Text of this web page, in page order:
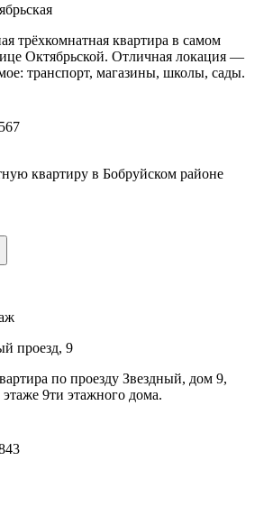
трёхкомнатная квартира в самом
Октябрьской. Отличная локация —
транспорт, магазины, школы, сады.
квартиру в Бобруйском районе
проезд, 9
по проезду Звездный, дом 9,
9ти этажного дома.